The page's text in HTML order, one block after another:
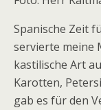
Spanische Zeit
servierte meine
kastilische Art
Karotten,
gab es für den